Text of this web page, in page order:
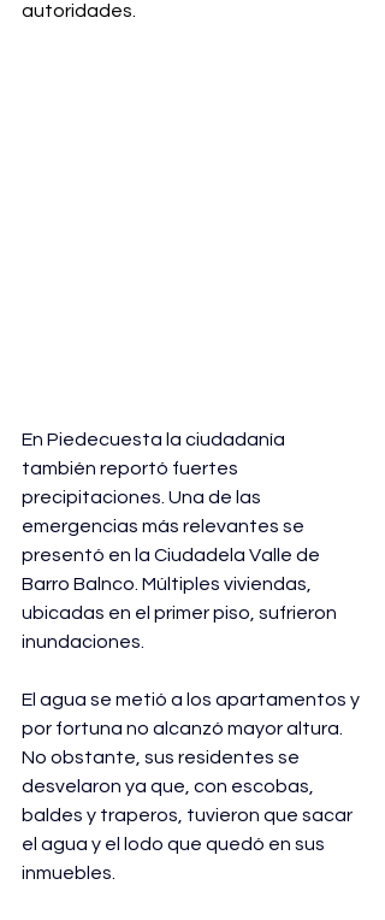
autoridades.
En Piedecuesta la ciudadanía
también reportó fuertes
precipitaciones. Una de las
emergencias más relevantes se
presentó en la Ciudadela Valle de
Barro Balnco. Múltiples viviendas,
ubicadas en el primer piso, sufrieron
inundaciones.
El agua se metió a los apartamentos y
por fortuna no alcanzó mayor altura.
No obstante, sus residentes se
desvelaron ya que, con escobas,
baldes y traperos, tuvieron que sacar
el agua y el lodo que quedó en sus
inmuebles.